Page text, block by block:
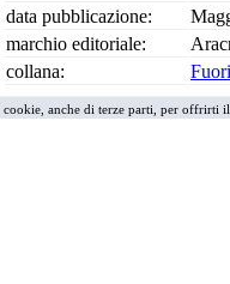
data pubblicazione:
marchio editoriale:
collana:
cookie, anche di terze parti, per